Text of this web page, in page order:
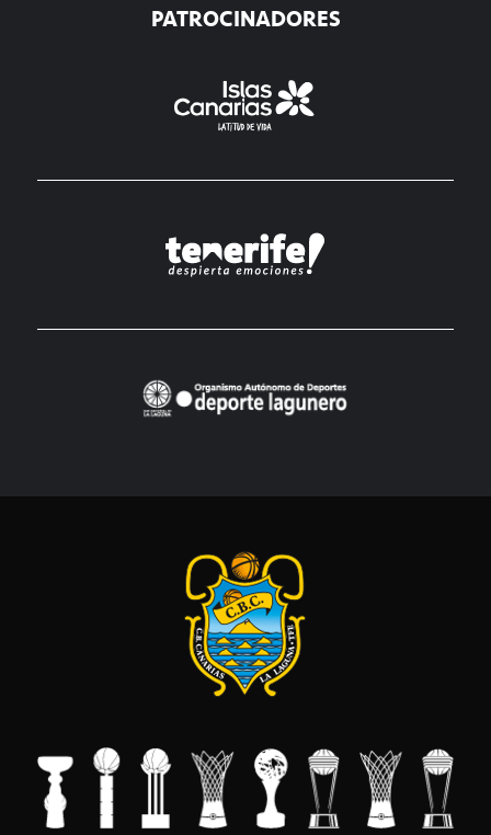
PATROCINADORES